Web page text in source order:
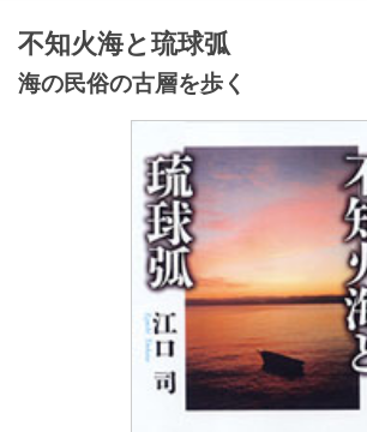
不知火海と琉球弧
海の民俗の古層を歩く